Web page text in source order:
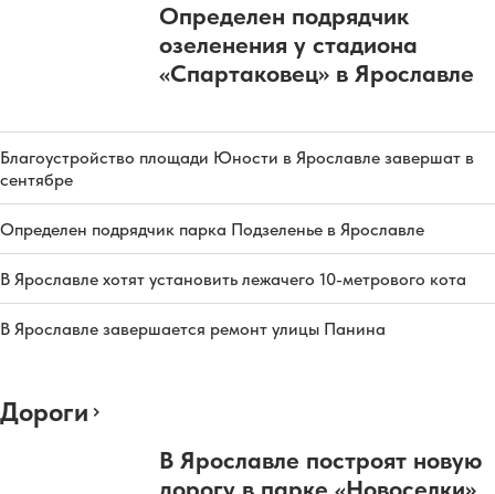
Определен подрядчик
озеленения у стадиона
«Спартаковец» в Ярославле
Благоустройство площади Юности в Ярославле завершат в
сентябре
Определен подрядчик парка Подзеленье в Ярославле
В Ярославле хотят установить лежачего 10-метрового кота
В Ярославле завершается ремонт улицы Панина
Дороги
В Ярославле построят новую